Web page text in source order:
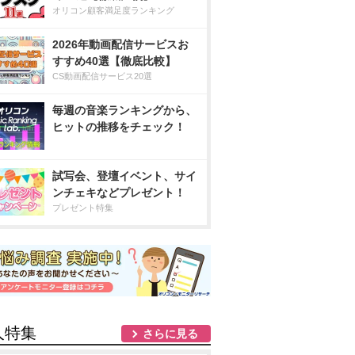
オリコン顧客満足度ランキング
2026年動画配信サービスお
すすめ40選【徹底比較】
CS動画配信サービス20選
毎週の音楽ランキングから、
ヒットの推移をチェック！
試写会、登壇イベント、サイ
ンチェキなどプレゼント！
プレゼント特集
特集 さらに見る